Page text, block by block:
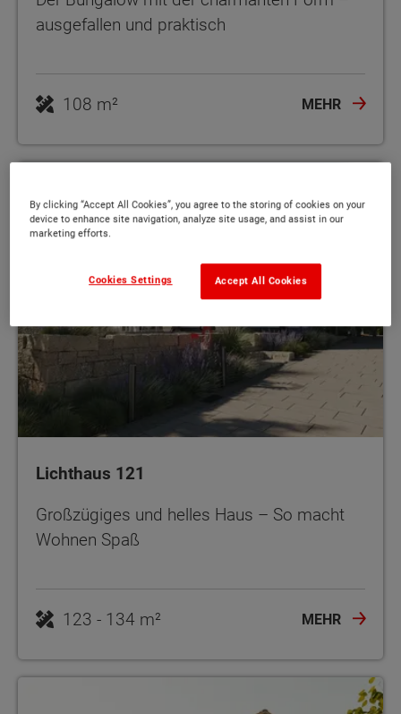
ausgefallen und praktisch
108 m² MEHR
Lichthaus 121
Großzügiges und helles Haus – So macht
Wohnen Spaß
123 - 134 m² MEHR
By clicking “Accept All Cookies”, you agree to the storing of cookies on your
device to enhance site navigation, analyze site usage, and assist in our
marketing efforts.
Accept All Cookies
Cookies Settings